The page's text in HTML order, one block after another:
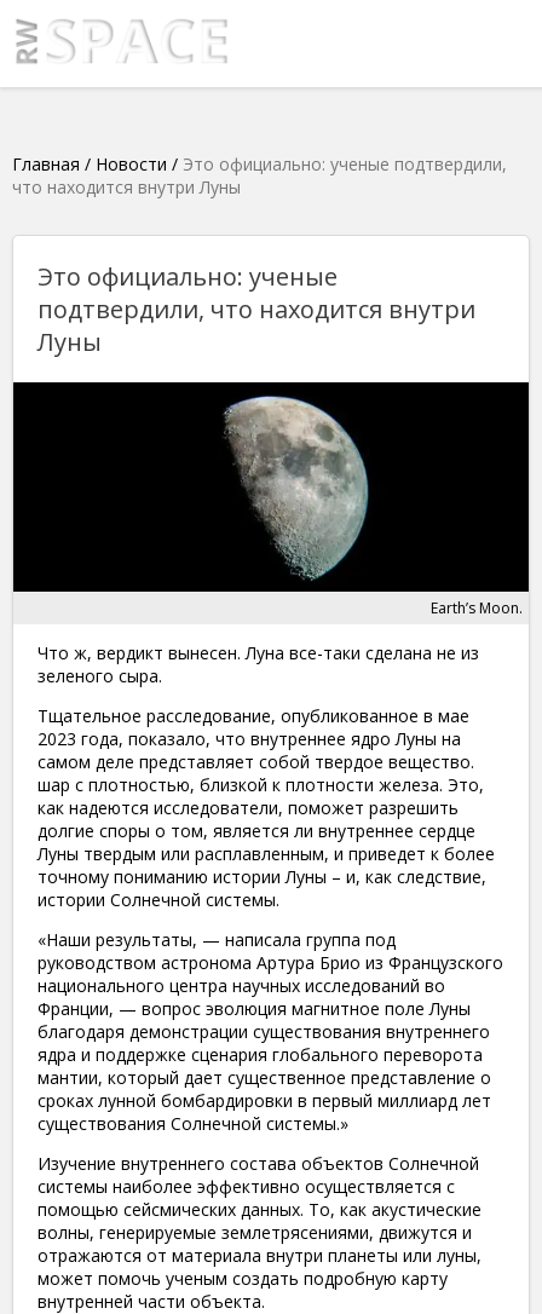
Главная / Новости / Это официально: ученые подтвердили,
что находится внутри Луны
Это официально: ученые
подтвердили, что находится внутри
Луны
Earth’s Moon.
Что ж, вердикт вынесен. Луна все-таки сделана не из
зеленого сыра.
Тщательное расследование, опубликованное в мае
2023 года, показало, что внутреннее ядро ​​Луны на
самом деле представляет собой твердое вещество.
шар с плотностью, близкой к плотности железа. Это,
как надеются исследователи, поможет разрешить
долгие споры о том, является ли внутреннее сердце
Луны твердым или расплавленным, и приведет к более
точному пониманию истории Луны – и, как следствие,
истории Солнечной системы.
«Наши результаты, — написала группа под
руководством астронома Артура Брио из Французского
национального центра научных исследований во
Франции, — вопрос эволюция магнитное поле Луны
благодаря демонстрации существования внутреннего
ядра и поддержке сценария глобального переворота
мантии, который дает существенное представление о
сроках лунной бомбардировки в первый миллиард лет
существования Солнечной системы.»
Изучение внутреннего состава объектов Солнечной
системы наиболее эффективно осуществляется с
помощью сейсмических данных. То, как акустические
волны, генерируемые землетрясениями, движутся и
отражаются от материала внутри планеты или луны,
может помочь ученым создать подробную карту
внутренней части объекта.